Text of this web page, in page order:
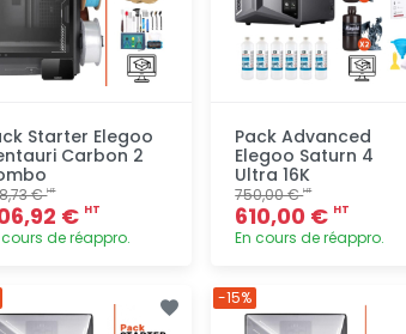
Starter Elegoo
Carbon 2
€HT
€ HT
cours de réappro.
rapide
Pack Advanced
Elegoo Saturn 4
Ultra 16K
750,00 €HT
610,00 € HT
En cours de réappro.
rapide
-15%